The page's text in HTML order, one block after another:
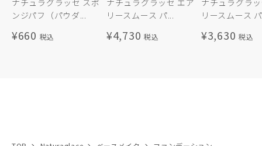
ナチュラグラッセ スポ
ンジパフ（パウダ...
¥660
ナチュラグラッセ エア
リースムース パ...
¥4,730
ナチュラグラ
リースムース
¥3,630